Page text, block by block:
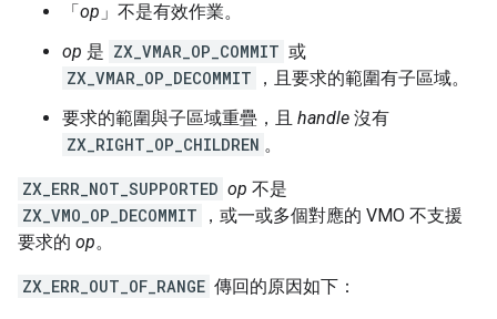
「op 」不是有效作業。
op 是 ZX_VMAR_OP_COMMIT 或
ZX_VMAR_OP_DECOMMIT
，且要求的範圍有子區域。
要求的範圍與子區域重疊，且 handle 沒有
ZX_RIGHT_OP_CHILDREN 。
ZX_ERR_NOT_SUPPORTED op 不是
ZX_VMO_OP_DECOMMIT
，或一或多個對應的 VMO 不支援
要求的 op。
ZX_ERR_OUT_OF_RANGE 傳回的原因如下：